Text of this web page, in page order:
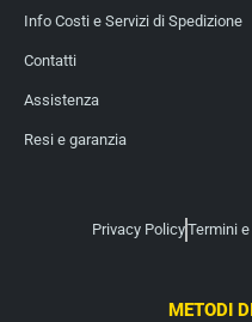
Info Costi e Servizi di Spedizione
Contatti
Assistenza
Resi e garanzia
Privacy PolicyTermini
METODI